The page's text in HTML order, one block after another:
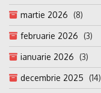
martie 2026 (8)
februarie 2026 (3)
ianuarie 2026 (3)
decembrie 2025 (14)